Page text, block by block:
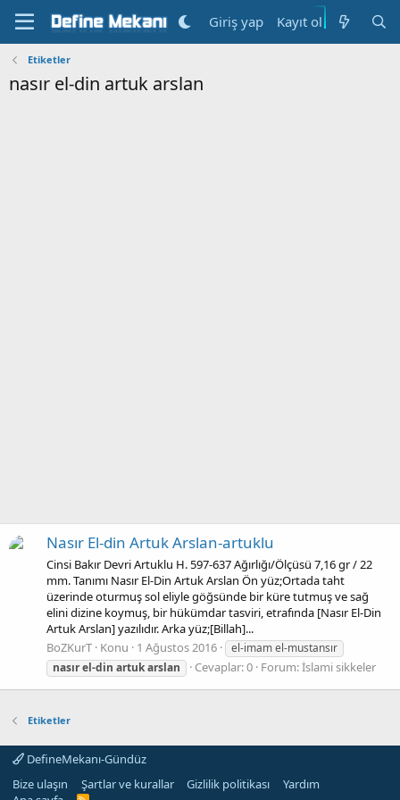
Giriş yap Kayıt ol
Etiketler
nasır el-din artuk arslan
Nasır El-din Artuk Arslan-artuklu
Cinsi Bakır Devri Artuklu H. 597-637 Ağırlığı/Ölçüsü 7,16 gr / 22
mm. Tanımı Nasır El-Din Artuk Arslan Ön yüz;Ortada taht
üzerinde oturmuş sol eliyle göğsünde bir küre tutmuş ve sağ
elini dizine koymuş, bir hükümdar tasviri, etrafında [Nasır El-Din
Artuk Arslan] yazılıdır. Arka yüz;[Billah]...
BoZKurT Konu 1 Ağustos 2016
el-imam el-mustansır
nasırel-din artukarslan Cevaplar: 0 Forum:İslami sikkeler
Etiketler
DefineMekanı-Gündüz
Bize ulaşın
Şartlar ve kurallar Gizlilik politikası
Yardım